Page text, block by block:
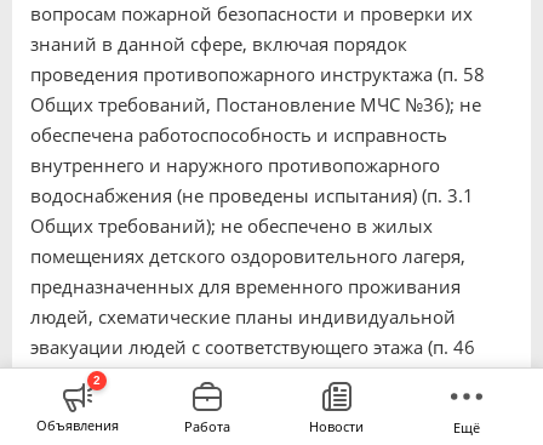
вопросам пожарной безопасности и проверки их
знаний в данной сфере, включая порядок
проведения противопожарного инструктажа (п. 58
Общих требований, Постановление МЧС №36); не
обеспечена работоспособность и исправность
внутреннего и наружного противопожарного
водоснабжения (не проведены испытания) (п. 3.1
Общих требований); не обеспечено в жилых
помещениях детского оздоровительного лагеря,
предназначенных для временного проживания
людей, схематические планы индивидуальной
эвакуации людей с соответствующего этажа (п. 46
Общих требований); не обеспечена
работоспособность и исправность средств
противопожарной защиты, а также постоянную
2
Объявления Работа Новости Ещё